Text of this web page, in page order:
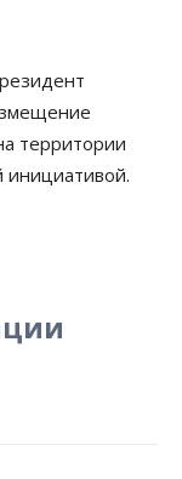
территории
инициативой.